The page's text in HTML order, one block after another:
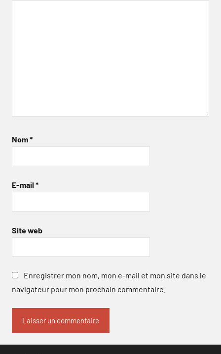
Nom*
E-mail *
Site web
Enregistrer mon nom, mon e-mail et mon site dans le
navigateur pour mon prochain commentaire.